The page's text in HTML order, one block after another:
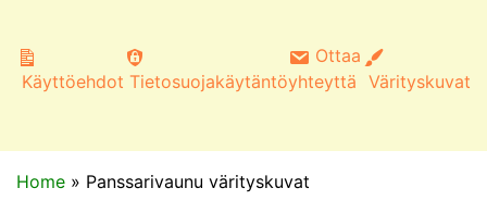
Käyttöehdot Tietosuojakäytäntö
Ottaa
yhteyttä Värityskuvat
Home » Panssarivaunu värityskuvat